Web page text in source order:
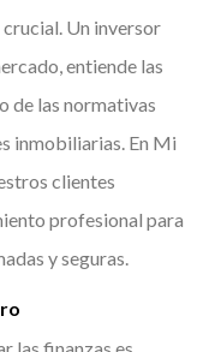
Un inversor
entiende las
de las normativas
inmobiliarias. En Mi
clientes
profesional para
y seguras.